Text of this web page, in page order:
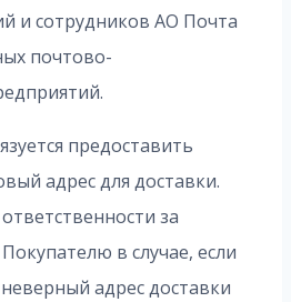
и сотрудников АО Почта
почтово-
предоставить
адрес для доставки.
за
в случае, если
адрес доставки